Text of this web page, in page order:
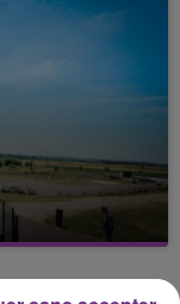
:
êtes tous